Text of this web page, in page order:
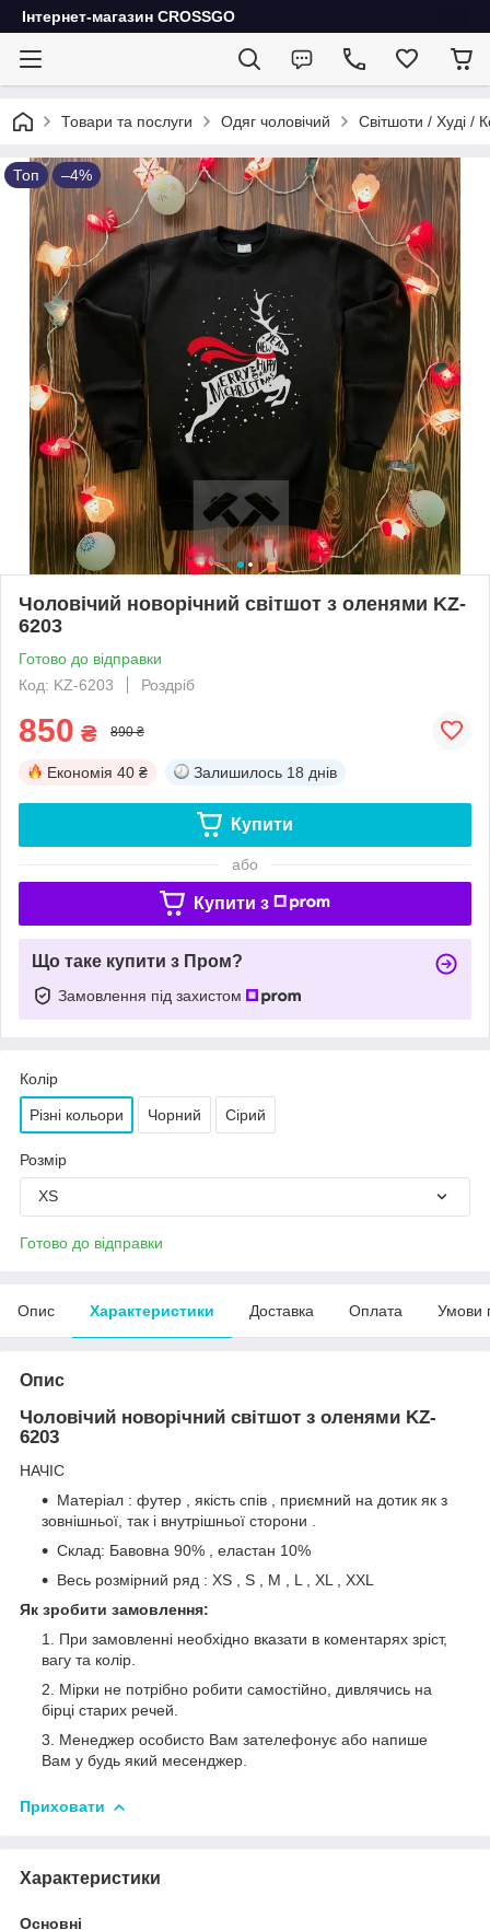
Інтернет-магазин CROSSGO
Товари та послуги Одяг чоловічий Світшоти / Худі /
Топ –4%
Чоловічий новорічний світшот з оленями KZ-
6203
Готово до відправки
Код: KZ-6203
Роздріб
850 ₴ 890 ₴
Економія 40 ₴ Залишилось 18 днів
Купити
або
Купити з
Що таке купити з Пром?
Замовлення під захистом
Колір
Різні кольори Чорний Сірий
Розмір
XS
Готово до відправки
Опис Характеристики Доставка Оплата Умови
Опис
Чоловічий новорічний світшот з оленями KZ-
6203
НАЧІС
Матеріал : футер , якість спів , приємний на дотик як з
зовнішньої, так і внутрішньої сторони .
Склад: Бавовна 90% , еластан 10%
Весь розмірний ряд : XS , S , M , L , XL , XXL
Як зробити замовлення:
При замовленні необхідно вказати в коментарях зріст,
вагу та колір.
Мірки не потрібно робити самостійно, дивлячись на
бірці старих речей.
Менеджер особисто Вам зателефонує або напише
Вам у будь який месенджер.
Приховати
Характеристики
Основні